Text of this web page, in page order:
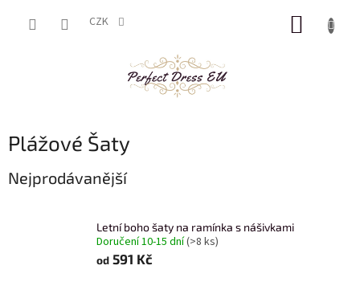
CZK
Plážové Šaty
Nejprodávanější
Letní boho šaty na ramínka s nášivkami
Doručení 10-15 dní(>8 ks)
od 591 Kč